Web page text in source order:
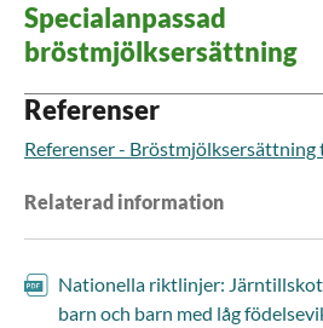
Specialanpassad
bröstmjölksersättning
Referenser
Referenser -
Relaterad information
Nationella riktlinjer:
barn och barn med låg